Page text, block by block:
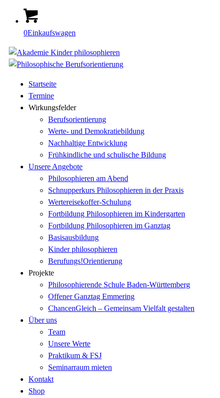
0Einkaufswagen
Startseite
Termine
Wirkungsfelder
Berufsorientierung
Werte- und Demokratiebildung
Nachhaltige Entwicklung
Frühkindliche und schulische Bildung
Unsere Angebote
Philosophieren am Abend
Schnupperkurs Philosophieren in der Praxis
Wertereisekoffer-Schulung
Fortbildung Philosophieren im Kindergarten
Fortbildung Philosophieren im Ganztag
Basisausbildung
Kinder philosophieren
Berufungs!Orientierung
Projekte
Philosophierende Schule Baden-Württemberg
Offener Ganztag Emmering
ChancenGleich – Gemeinsam Vielfalt gestalten
Über uns
Team
Unsere Werte
Praktikum & FSJ
Seminarraum mieten
Kontakt
Shop